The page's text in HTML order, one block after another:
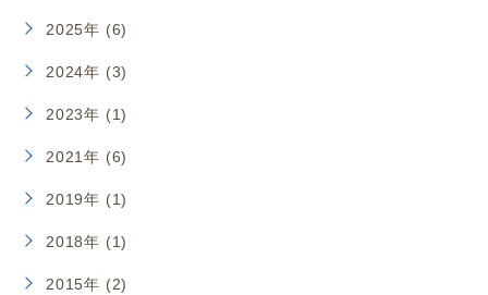
2025年 (6)
2024年 (3)
2023年 (1)
2021年 (6)
2019年 (1)
2018年 (1)
2015年 (2)